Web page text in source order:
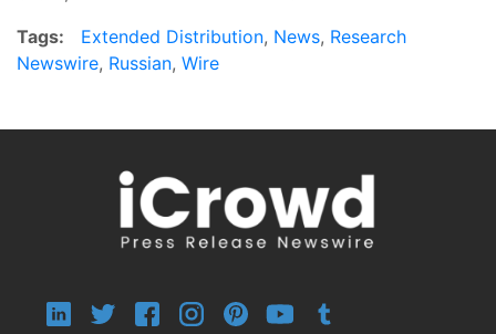
Tags:
Extended Distribution, News, Research
Newswire, Russian, Wire